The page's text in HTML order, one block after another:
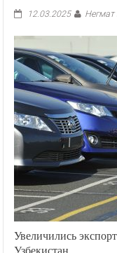
12.03.2025 Негмат
Увеличились
Узбекистан